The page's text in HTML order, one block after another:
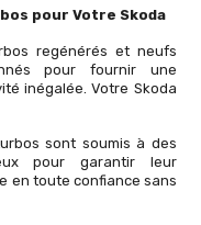
pour Votre Skoda
regénérés et neufs
pour fournir une
inégalée. Votre Skoda
sont soumis à des
pour garantir leur
en toute confiance sans